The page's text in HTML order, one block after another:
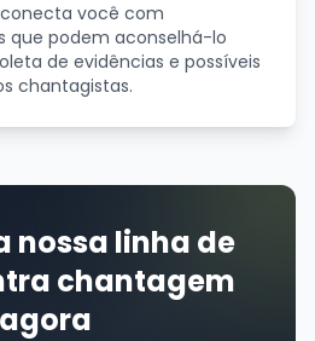
conecta você com
que podem aconselhá-lo
de evidências e possíveis
chantagistas.
nossa linha de
chantagem
agora